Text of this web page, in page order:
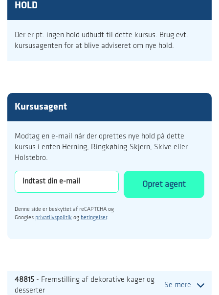
HOLD
Der er pt. ingen hold udbudt til dette kursus. Brug evt.
kursusagenten for at blive adviseret om nye hold.
Kursusagent
Modtag en e-mail når der oprettes nye hold på dette
kursus i enten Herning, Ringkøbing-Skjern, Skive eller
Holstebro.
Opret agent
Denne side er beskyttet af reCAPTCHA og
Googles privatlivspolitik og betingelser.
48815 - Fremstilling af dekorative kager og
desserter
Se mere